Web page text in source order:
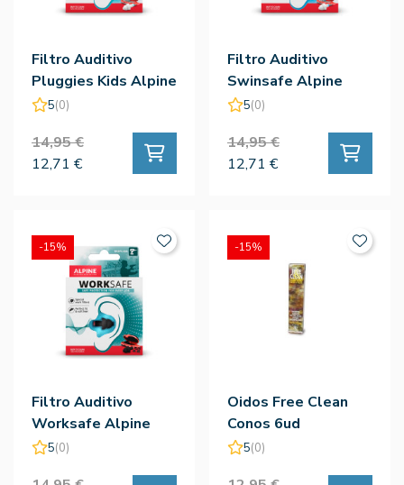
Filtro Auditivo
Pluggies Kids Alpine
5(0)
14,95 €
12,71 €
Filtro Auditivo
Swinsafe Alpine
5(0)
14,95 €
12,71 €
Filtro Auditivo
Worksafe Alpine
5(0)
-15%
Oidos Free Clean
Conos 6ud
5(0)
-15%